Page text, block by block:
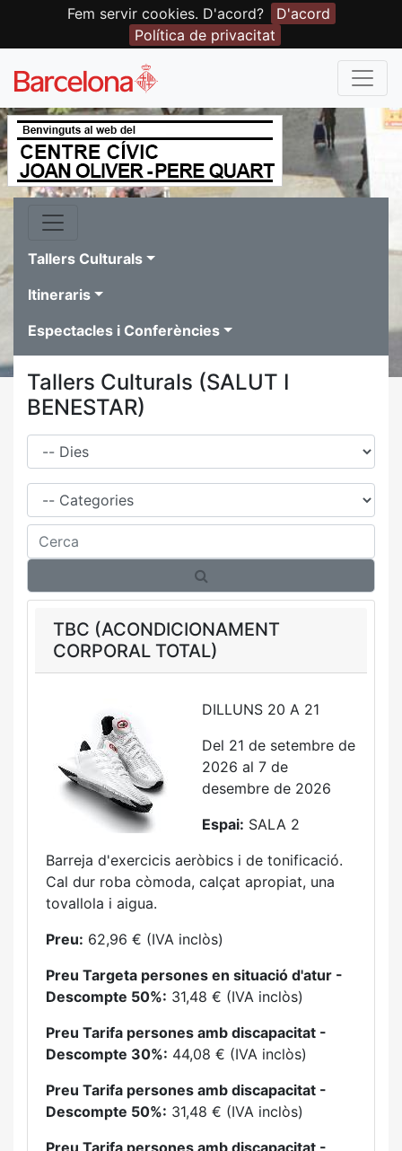
Fem servir cookies. D'acord?
D'acord
Política de privacitat
Tallers Culturals
Itineraris
Espectacles i Conferències
Tallers Culturals (SALUT I
BENESTAR)
Dies
Família
Cerca
TBC (ACONDICIONAMENT
CORPORAL TOTAL)
DILLUNS 20 A 21
Del 21 de setembre de
2026 al 7 de
desembre de 2026
Espai: SALA 2
Barreja d'exercicis aeròbics i de tonificació.
Cal dur roba còmoda, calçat apropiat, una
tovallola i aigua.
Preu: 62,96 € (IVA inclòs)
Preu Targeta persones en situació d'atur -
Descompte 50%: 31,48 € (IVA inclòs)
Preu Tarifa persones amb discapacitat -
Descompte 30%: 44,08 € (IVA inclòs)
Preu Tarifa persones amb discapacitat -
Descompte 50%: 31,48 € (IVA inclòs)
Preu Tarifa persones amb discapacitat -